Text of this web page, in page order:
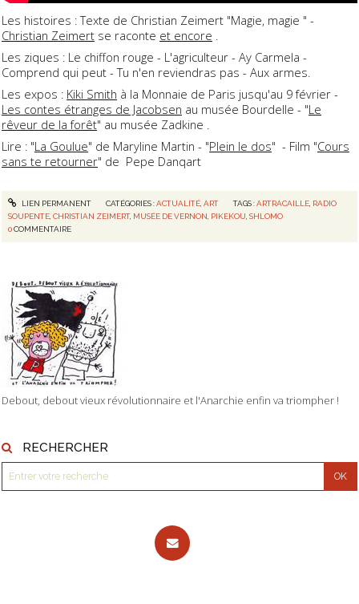
Debout, debout vieux révolutionnaire et l'Anarchie enfin va triompher !
RECHERCHER
Les histoires : Texte de Christian Zeimert "Magie, magie " -
Christian Zeimert se raconte et encore
Les ziques : Le chiffon rouge - L'agriculteur - Ay Carmela -
Comprend qui peut - Tu n'en reviendras pas - Aux armes.
Les expos : Kiki Smith à la Monnaie de Paris jusqu'au 9 février -
Les contes étranges de Jacobsen au musée Bourdelle - "Le
rêveur de la forêt" au musée Zadkine .
Lire : "La Goulue" de Maryline Martin - "Plein le dos" - Film "Cours
sans te retourner" de Pepe Danqart
LIEN PERMANENT CATÉGORIES :ACTUALITÉ, ART TAGS :ARTRACAILLE RADIO
SOUPENTE ,CHRISTIAN ZEIMERT, MUSÉE DE VERNON PIKEKOU ,SHLOMO
0COMMENTAIRE